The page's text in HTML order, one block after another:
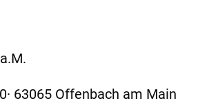
· 63065 Offenbach am Main